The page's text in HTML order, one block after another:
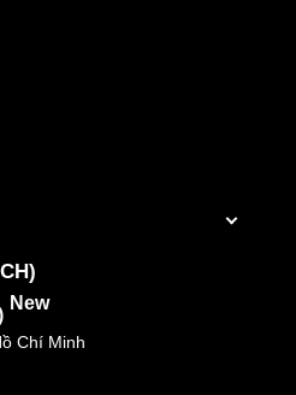
New
Chí Minh